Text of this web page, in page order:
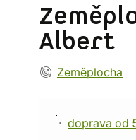
Albert
Zeměplocha
doprava od